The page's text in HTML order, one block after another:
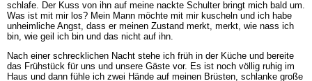
schlafe. Der Kuss von ihn auf meine nackte Schulter bringt mich bald um.
Was ist mit mir los? Mein Mann möchte mit mir kuscheln und ich habe
unheimliche Angst, dass er meinen Zustand merkt, merkt, wie nass ich
bin, wie geil ich bin und das nicht auf ihn.
Nach einer schrecklichen Nacht stehe ich früh in der Küche und bereite
das Frühstück für uns und unsere Gäste vor. Es ist noch völlig ruhig im
Haus und dann fühle ich zwei Hände auf meinen Brüsten, schlanke große